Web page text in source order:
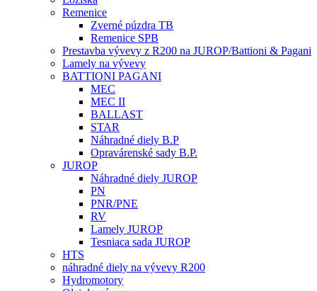
Remenice
Zverné púzdra TB
Remenice SPB
Prestavba vývevy z R200 na JUROP/Battioni & Pagani
Lamely na vývevy
BATTIONI PAGANI
MEC
MEC II
BALLAST
STAR
Náhradné diely B.P
Opravárenské sady B.P.
JUROP
Náhradné diely JUROP
PN
PNR/PNE
RV
Lamely JUROP
Tesniaca sada JUROP
HTS
náhradné diely na vývevy R200
Hydromotory